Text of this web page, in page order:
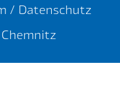
/ Datenschutz